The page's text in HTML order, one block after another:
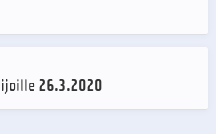
26.3.2020